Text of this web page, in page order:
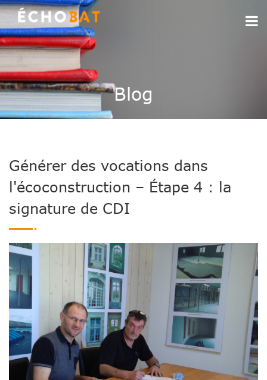
Blog
Générer des vocations dans
l'écoconstruction – Étape 4 : la
signature de CDI